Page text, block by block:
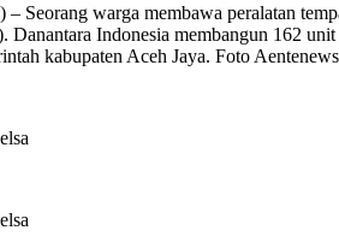
– Seorang warga membawa peralatan
Danantara Indonesia membangun 162
kabupaten Aceh Jaya. Foto